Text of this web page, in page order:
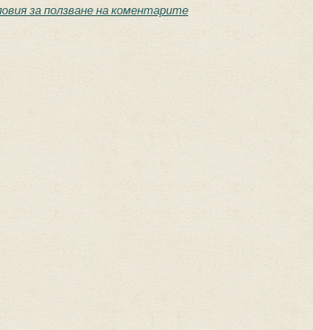
за ползване на коментарите